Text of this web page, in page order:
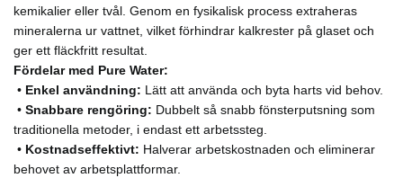
kemikalier eller tvål. Genom en fysikalisk process extraheras
mineralerna ur vattnet, vilket förhindrar kalkrester på glaset och
ger ett fläckfritt resultat.
Fördelar med Pure Water:
• Enkel användning: Lätt att använda och byta harts vid behov.
• Snabbare rengöring: Dubbelt så snabb fönsterputsning som
traditionella metoder, i endast ett arbetssteg.
• Kostnadseffektivt: Halverar arbetskostnaden och eliminerar
behovet av arbetsplattformar.